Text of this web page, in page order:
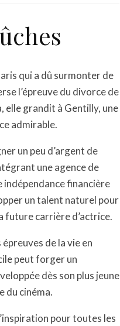
qui a dû surmonter de
l’épreuve du divorce de
elle grandit à Gentilly, une
admirable.
un peu d’argent de
une agence de
indépendance financière
un talent naturel pour
future carrière d’actrice.
de la vie en
peut forger un
dès son plus jeune
du cinéma.
pour toutes les